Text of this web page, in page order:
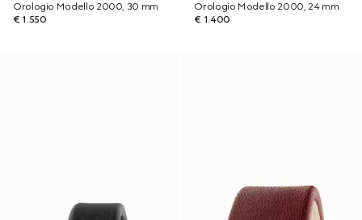
Orologio Modello 2000, 30 mm
€ 1.550
Orologio Modello 2000, 24 mm
€ 1.400